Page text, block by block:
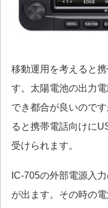
移動運用を考えると
す。太陽電池の出力
でき都合が良いので
ると携帯電話向けに
受けられます。
IC-705の外部電源入
が出ます。その時の